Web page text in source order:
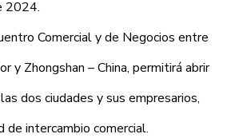
2024.
Comercial y de Negocios entre
y Zhongshan – China, permitirá abrir
dos ciudades y sus empresarios,
de intercambio comercial.